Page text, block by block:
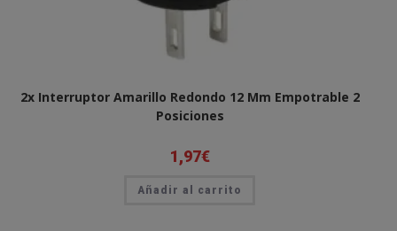
2x Interruptor Amarillo Redondo 12 Mm Empotrable 2
Posiciones
1,97€
Añadir al carrito